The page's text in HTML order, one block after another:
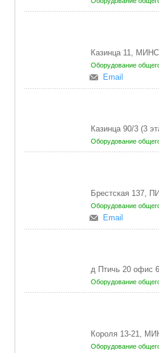
Казинца 11,
Оборудование
Email
Казинца 90/3 (3
Оборудование
Брестская 137,
Оборудование
Email
д Птичь 20 офис
Оборудование
Короля 13-21,
Оборудование